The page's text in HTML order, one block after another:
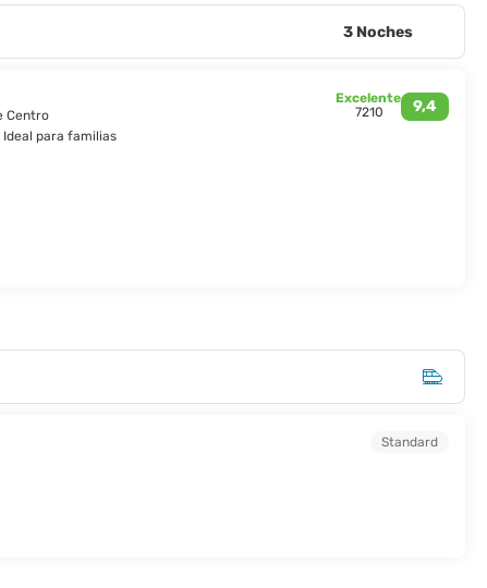
influyente en los ámbitos del arte y diseño y es el hogar de
el Centro Pompidou, el Instituto del Mundo Árabe o el Stade
Con su historia y patrimonio arquitectónico, París es la ciudad
3 Noches
Centro
9,4
Excelente
7210
Ideal para familias
Standard